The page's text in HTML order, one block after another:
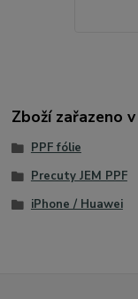
Zboží zařazeno
PPF fólie
Precuty JEM PPF
iPhone / Huawei